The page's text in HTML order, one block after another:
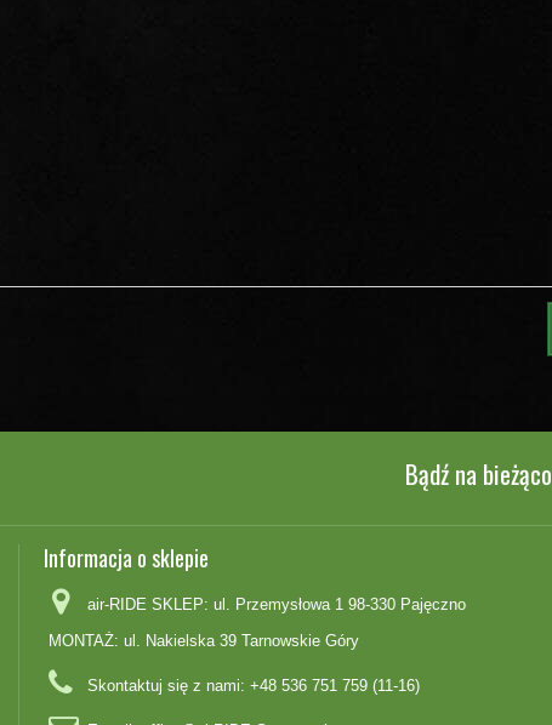
Bądź na bieżąco
Informacja o sklepie
air-RIDE SKLEP: ul. Przemysłowa 1 98-330 Pajęczno
MONTAŻ: ul. Nakielska 39 Tarnowskie Góry
Skontaktuj się z nami: +48 536 751 759 (11-16)